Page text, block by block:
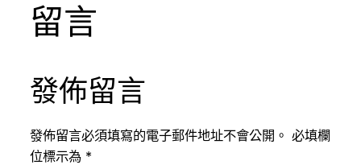
留言
發佈留言
發佈留言必須填寫的電子郵件地址不會公開。 必填欄
位標示為 *